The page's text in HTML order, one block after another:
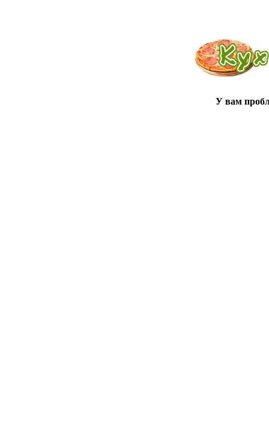
У вам